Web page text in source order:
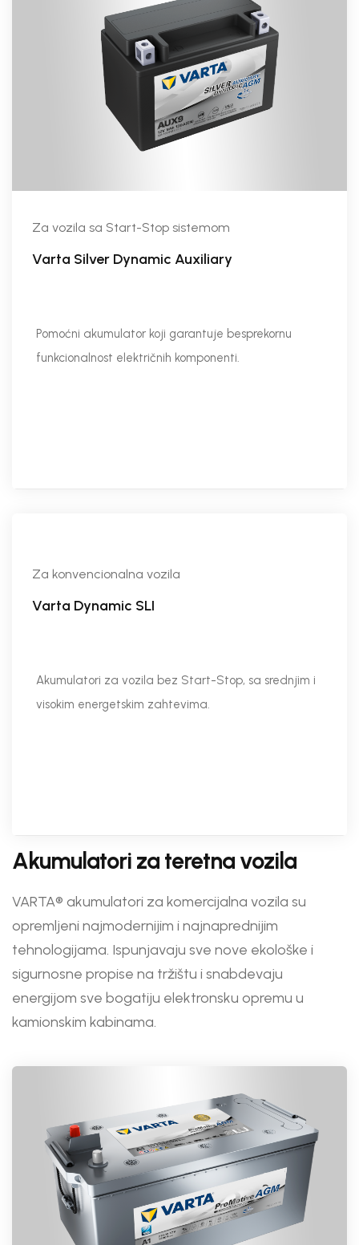
Za vozila sa Start-Stop sistemom
Varta Silver Dynamic Auxiliary
Pomoćni akumulator koji garantuje besprekornu
funkcionalnost električnih komponenti.
Za konvencionalna vozila
Varta Dynamic SLI
Akumulatori za vozila bez Start-Stop, sa srednjim i
visokim energetskim zahtevima.
Akumulatori za teretna vozila
VARTA® akumulatori za komercijalna vozila su
opremljeni najmodernijim i najnaprednijim
tehnologijama. Ispunjavaju sve nove ekološke i
sigurnosne propise na tržištu i snabdevaju
energijom sve bogatiju elektronsku opremu u
kamionskim kabinama.